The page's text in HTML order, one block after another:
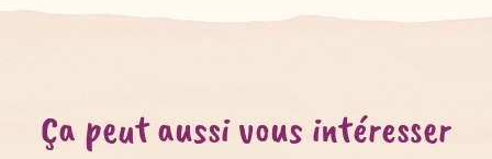
Ça peut aussi vous intéresser